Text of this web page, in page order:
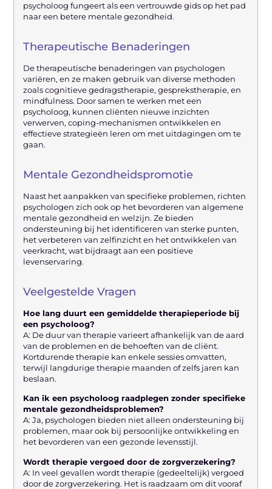
psycholoog fungeert als een vertrouwde gids op het pad
naar een betere mentale gezondheid.
Therapeutische Benaderingen
De therapeutische benaderingen van psychologen
variëren, en ze maken gebruik van diverse methoden
zoals cognitieve gedragstherapie, gesprekstherapie, en
mindfulness. Door samen te werken met een
psycholoog, kunnen cliënten nieuwe inzichten
verwerven, coping-mechanismen ontwikkelen en
effectieve strategieën leren om met uitdagingen om te
gaan.
Mentale Gezondheidspromotie
Naast het aanpakken van specifieke problemen, richten
psychologen zich ook op het bevorderen van algemene
mentale gezondheid en welzijn. Ze bieden
ondersteuning bij het identificeren van sterke punten,
het verbeteren van zelfinzicht en het ontwikkelen van
veerkracht, wat bijdraagt aan een positieve
levenservaring.
Veelgestelde Vragen
Hoe lang duurt een gemiddelde therapieperiode bij
een psycholoog?
A: De duur van therapie varieert afhankelijk van de aard
van de problemen en de behoeften van de cliënt.
Kortdurende therapie kan enkele sessies omvatten,
terwijl langdurige therapie maanden of zelfs jaren kan
beslaan.
Kan ik een psycholoog raadplegen zonder specifieke
mentale gezondheidsproblemen?
A: Ja, psychologen bieden niet alleen ondersteuning bij
problemen, maar ook bij persoonlijke ontwikkeling en
het bevorderen van een gezonde levensstijl.
Wordt therapie vergoed door de zorgverzekering?
A: In veel gevallen wordt therapie (gedeeltelijk) vergoed
door de zorgverzekering. Het is raadzaam om dit vooraf